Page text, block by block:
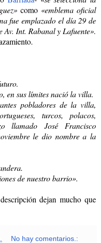
como «emblema oficial
fue emplazado el día 29 de
Int. Rabanal y Lafuente».
en sus límites nació la villa.
pobladores de la villa,
turcos, polacos,
llamado José Francisco
le dio nombre a la
de nuestro barrio».
dejan mucho que
No hay comentarios.: